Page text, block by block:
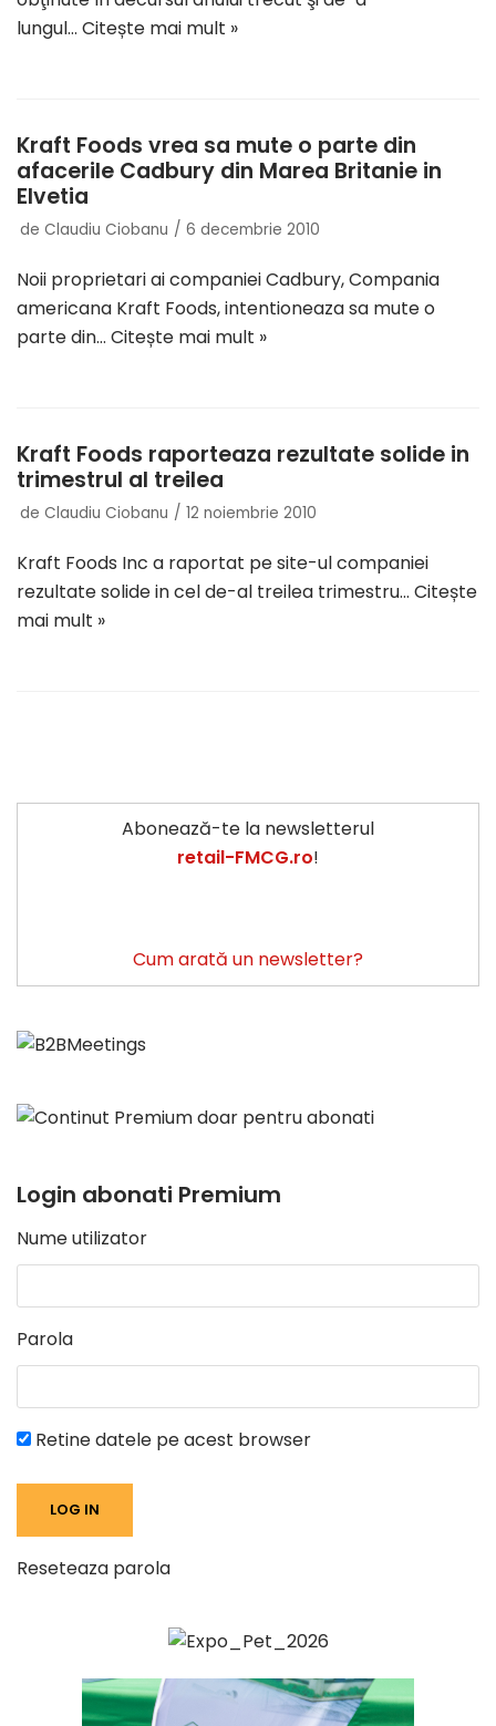
lungul… Citește mai mult »
Kraft Foods vrea sa mute o parte din
afacerile Cadbury din Marea Britanie in
Elvetia
de Claudiu Ciobanu 6 decembrie 2010
Noii proprietari ai companiei Cadbury, Compania
americana Kraft Foods, intentioneaza sa mute o
parte din… Citește mai mult »
Kraft Foods raporteaza rezultate solide in
trimestrul al treilea
de Claudiu Ciobanu 12 noiembrie 2010
Kraft Foods Inc a raportat pe site-ul companiei
rezultate solide in cel de-al treilea trimestru… Citește
mai mult »
Abonează-te la newsletterul
retail-FMCG.ro!
Cum arată un newsletter?
Login abonati Premium
Nume utilizator
Parola
Retine datele pe acest browser
Reseteaza parola